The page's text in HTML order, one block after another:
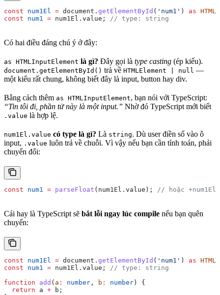
const num1El = document . getElementById ( 'num1' ) as
const num1 = num1El . value ; // type: string
Có hai điều đáng chú ý ở đây:
as HTMLInputElement là gì? Đây gọi là type casting (ép kiểu).
document.getElementById() trả về HTMLElement | null —
một kiểu rất chung, không biết đây là input, button hay div.
Bằng cách thêm as HTMLInputElement, bạn nói với TypeScript:
“Tin tôi đi, phần tử này là một input.” Nhờ đó TypeScript mới biết
.value là hợp lệ.
num1El.value có type là gì? Là string. Dù user điền số vào ô
input, .value luôn trả về chuỗi. Vì vậy nếu bạn cần tính toán, phải
chuyển đổi:
const num1 = parseFloat ( num1El . value ); // hoặc
Cái hay là TypeScript sẽ bắt lỗi ngay lúc compile nếu bạn quên
chuyển:
const num1El = document . getElementById ( 'num1' ) as
const num1 = num1El . value ; // type: string
function add ( a : number , b : number ) {
  return
a + b ;